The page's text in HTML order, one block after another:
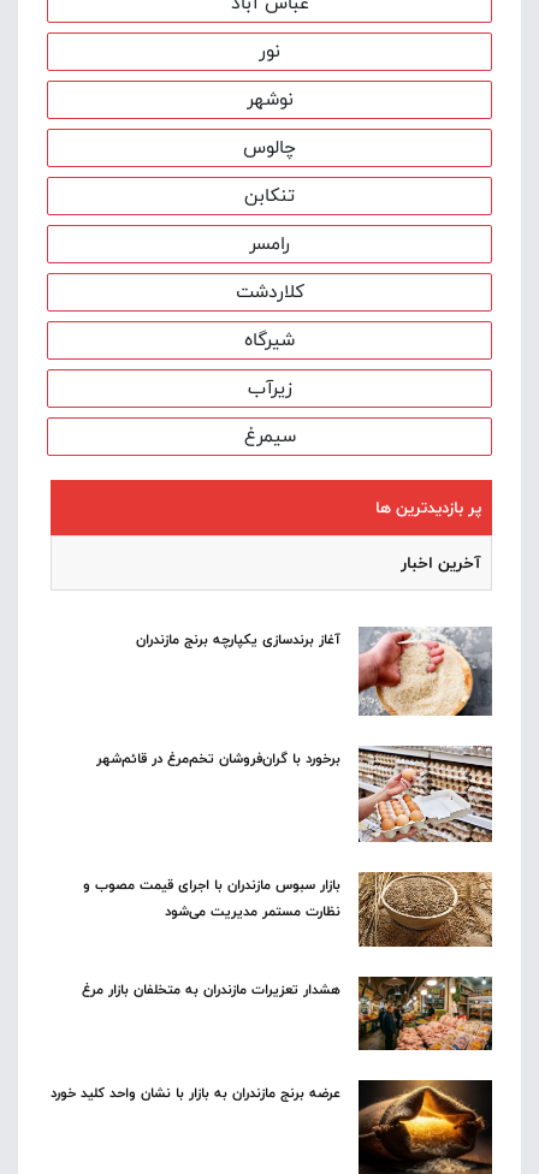
نور
نوشهر
چالوس
تنکابن
رامسر
کلاردشت
شيرگاه
زیرآب
سیمرغ
پر بازدیدترین ها
آخرین اخبار
آغاز برندسازی یکپارچه برنج مازندران
برخورد با گران‌فروشان تخم‌مرغ در قائم‌شهر
بازار سبوس مازندران با اجرای قیمت مصوب و
نظارت مستمر مدیریت می‌شود
هشدار تعزیرات مازندران به متخلفان بازار مرغ
عرضه برنج مازندران به بازار با نشان واحد کلید خورد